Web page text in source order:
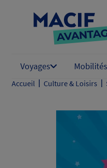
Voyages Mobilités
Accueil | Culture & Loisirs |